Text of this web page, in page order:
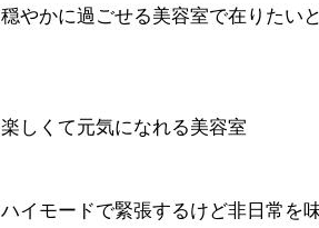
穏やかに過ごせる美容室で在りたい
楽しくて元気になれる美容室
ハイモードで緊張するけど非日常を